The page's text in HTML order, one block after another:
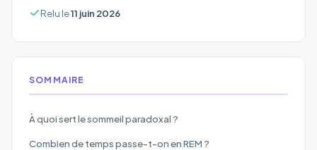
Relu le11 juin 2026
SOMMAIRE
À quoi sert le sommeil paradoxal ?
Combien de temps passe-t-on en REM ?